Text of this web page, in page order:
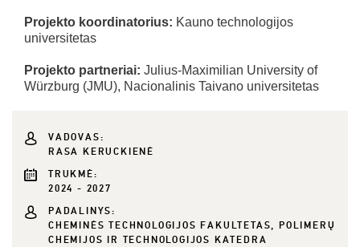
Projekto koordinatorius: Kauno technologijos
universitetas
Projekto partneriai: Julius-Maximilian University of
Würzburg (JMU), Nacionalinis Taivano universitetas
VADOVAS:
RASA KERUCKIENĖ
TRUKMĖ:
2024 - 2027
PADALINYS:
CHEMINĖS TECHNOLOGIJOS FAKULTETAS, POLIMERŲ
CHEMIJOS IR TECHNOLOGIJOS KATEDRA